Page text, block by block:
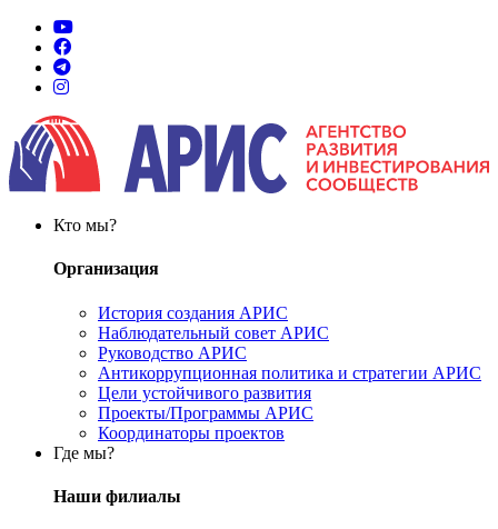
Кто мы?
Организация
История создания АРИС
Наблюдательный совет АРИС
Руководство АРИС
Антикоррупционная политика и стратегии АРИС
Цели устойчивого развития
Проекты/Программы АРИС
Координаторы проектов
Где мы?
Наши филиалы